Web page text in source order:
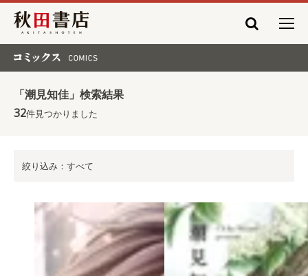
秋田書店
「潮見知佳」検索結果
32件見つかりました
絞り込み：すべて